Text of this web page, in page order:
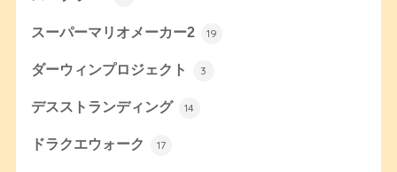
スーパーマリオメーカー2 19
ダーウィンプロジェクト 3
デスストランディング 14
ドラクエウォーク 17